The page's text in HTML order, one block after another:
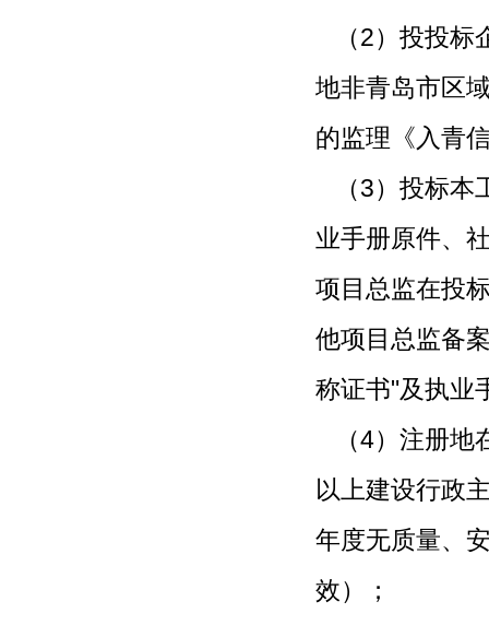
（2）投投标
地非青岛市区
的监理《入青
（3）投标本
业手册原件、
项目总监在投
他项目总监备
称证书"及执业
（4）注册地
以上建设行政
年度无质量、
效）；